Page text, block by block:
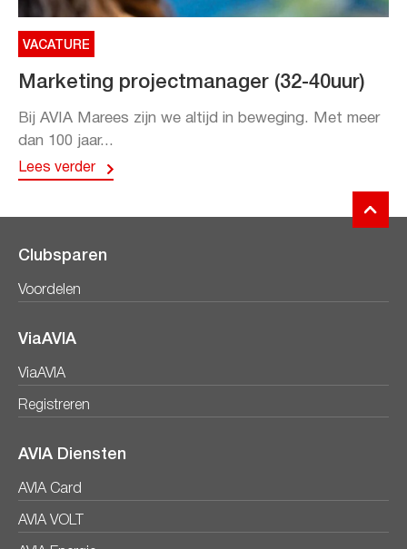
VACATURE
Marketing projectmanager (32-40uur)
Bij AVIA Marees zijn we altijd in beweging. Met meer
dan 100 jaar...
Lees verder
Clubsparen
Voordelen
ViaAVIA
ViaAVIA
Registreren
AVIA Diensten
AVIA Card
AVIA VOLT